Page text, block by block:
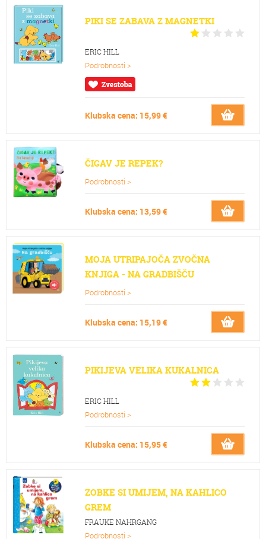
PIKI SE ZABAVA Z MAGNETKI
ERIC HILL
Podrobnosti >
Klubska cena: 15,99 €
ČIGAV JE REPEK?
Podrobnosti >
Klubska cena: 13,59 €
MOJA UTRIPAJOČA ZVOČNA
KNJIGA - NA GRADBIŠČU
Podrobnosti >
Klubska cena: 15,19 €
PIKIJEVA VELIKA KUKALNICA
ERIC HILL
Podrobnosti >
Klubska cena: 15,95 €
ZOBKE SI UMIJEM, NA KAHLICO
GREM
FRAUKE NAHRGANG
Podrobnosti >